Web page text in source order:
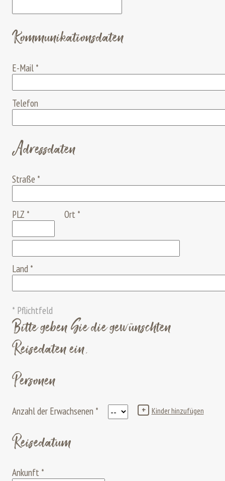
Kommunikationsdaten
E-Mail *
Telefon
Adressdaten
Straße *
PLZ * Ort *
Land *
* Pflichtfeld
Bitte geben Sie die gewünschten
Reisedaten ein.
Personen
Anzahl der Erwachsenen * + Kinder hinzufügen
Reisedatum
Ankunft *